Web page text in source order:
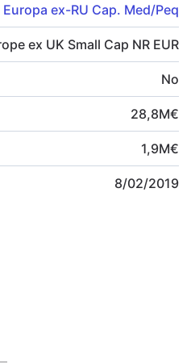
Europa ex-RU Cap. Med/Peq
ex UK Small Cap NR EUR
No
28,8M€
1,9M€
8/02/2019